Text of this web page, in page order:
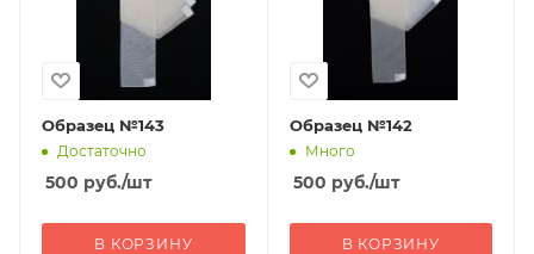
Образец №143
Достаточно
500 руб./шт
В КОРЗИНУ
Образец №142
Много
500 руб./шт
В КОРЗИНУ